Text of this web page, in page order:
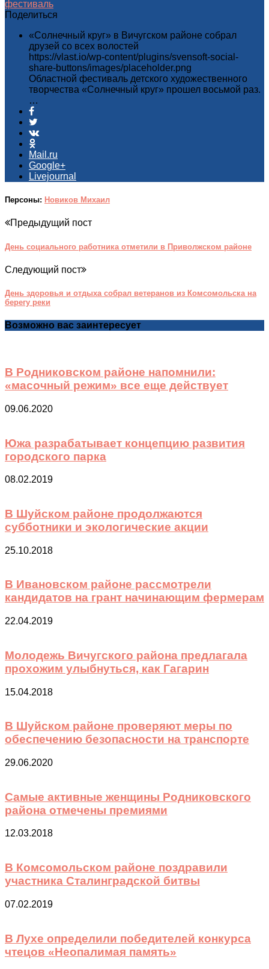
фестиваль
Поделиться
«Солнечный круг» в Вичугском районе собрал
друзей со всех волостей
https://vlast.io/wp-content/plugins/svensoft-social-
share-buttons/images/placeholder.png
Областной фестиваль детского художественного
творчества «Солнечный круг» прошел восьмой раз.
…
Mail.ru
Google+
Livejournal
Персоны: Новиков Михаил
Предыдущий пост
День социального работника отметили в Приволжском районе
Следующий пост
День здоровья и отдыха собрал ветеранов из Комсомольска на
берегу реки
Возможно вас заинтересует
В Родниковском районе напомнили:
«масочный режим» все еще действует
09.06.2020
Южа разрабатывает концепцию развития
городского парка
08.02.2019
В Шуйском районе продолжаются
субботники и экологические акции
25.10.2018
В Ивановском районе рассмотрели
кандидатов на грант начинающим фермерам
22.04.2019
Молодежь Вичугского района предлагала
прохожим улыбнуться, как Гагарин
15.04.2018
В Шуйском районе проверяют меры по
обеспечению безопасности на транспорте
29.06.2020
Самые активные женщины Родниковского
района отмечены премиями
12.03.2018
В Комсомольском районе поздравили
участника Сталинградской битвы
07.02.2019
В Лухе определили победителей конкурса
чтецов «Неопалимая память»